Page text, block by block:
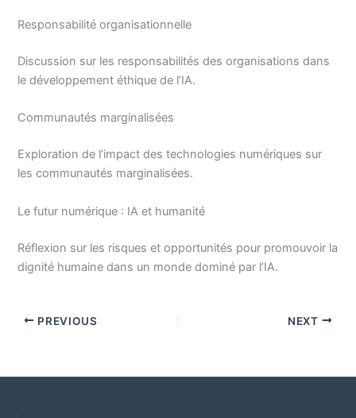
Responsabilité organisationnelle
Discussion sur les responsabilités des organisations dans
le développement éthique de l’IA.
Communautés marginalisées
Exploration de l’impact des technologies numériques sur
les communautés marginalisées.
Le futur numérique : IA et humanité
Réflexion sur les risques et opportunités pour promouvoir la
dignité humaine dans un monde dominé par l’IA.
PREVIOUS NEXT